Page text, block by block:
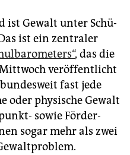
ist Gewalt unter Schü­
ist ein zentraler
, das die
veröffentlicht
fast jede
oder physische Gewalt
sowie Förder-
sogar mehr als zwei